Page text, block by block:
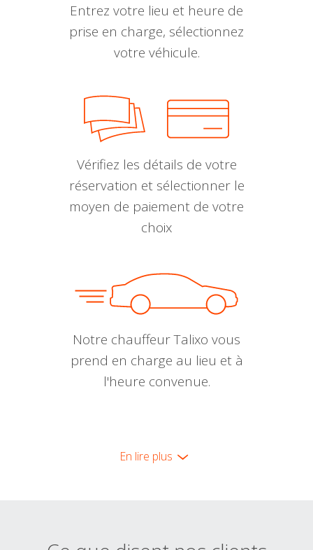
Entrez votre lieu et heure de
prise en charge, sélectionnez
votre véhicule.
Vérifiez les détails de votre
réservation et sélectionner le
moyen de paiement de votre
choix
Notre chauffeur Talixo vous
prend en charge au lieu et à
l'heure convenue.
En lire plus